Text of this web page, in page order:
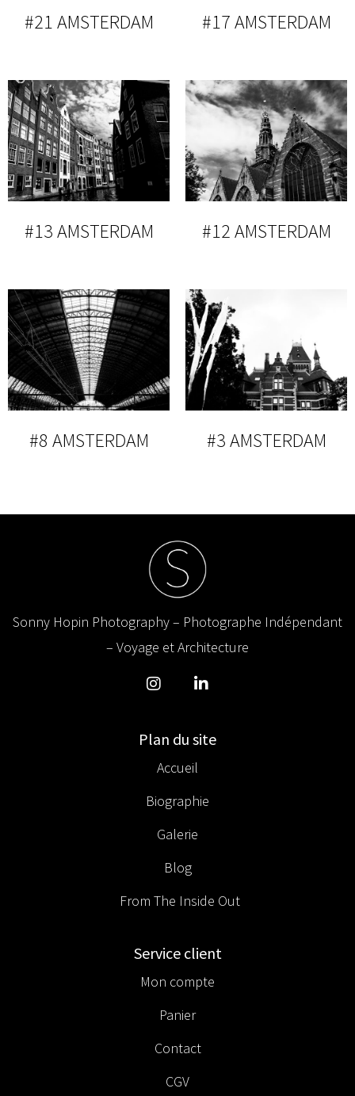
#21 AMSTERDAM #17 AMSTERDAM
#13 AMSTERDAM #12 AMSTERDAM
#8 AMSTERDAM #3 AMSTERDAM
Sonny Hopin Photography – Photographe Indépendant
– Voyage et Architecture
Plan du site
Accueil
Biographie
Galerie
Blog
From The Inside Out
Service client
Mon compte
Panier
Contact
CGV